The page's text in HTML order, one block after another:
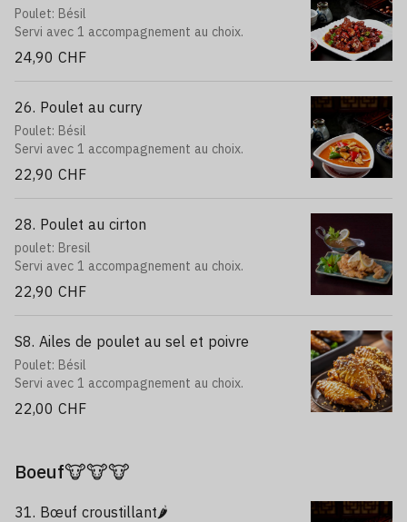
Poulet: Bésil
Servi avec 1 accompagnement au choix.
24,90 CHF
26. Poulet au curry
Poulet: Bésil
Servi avec 1 accompagnement au choix.
22,90 CHF
28. Poulet au cirton
poulet: Bresil
Servi avec 1 accompagnement au choix.
22,90 CHF
S8. Ailes de poulet au sel et poivre
Poulet: Bésil
Servi avec 1 accompagnement au choix.
22,00 CHF
Boeuf🐮🐮🐮
31. Bœuf croustillant🌶️